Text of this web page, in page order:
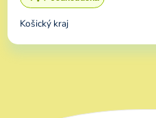
Košický kraj